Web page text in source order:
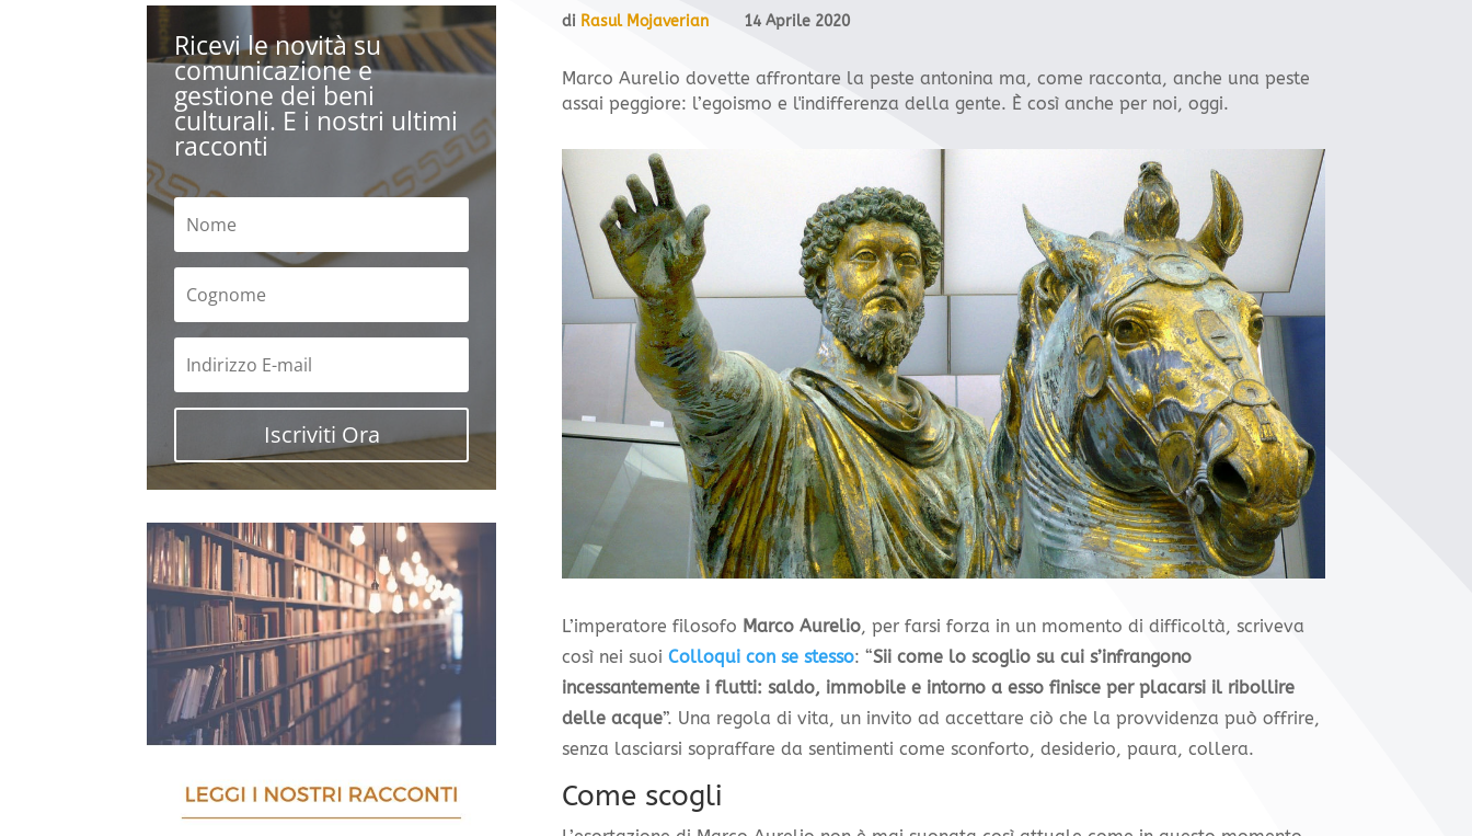
Ricevi le novità su
comunicazione e
gestione dei beni
culturali. E i nostri ultimi
racconti
Iscriviti Ora
di Rasul Mojaverian 14 Aprile 2020
Marco Aurelio dovette affrontare la peste antonina ma, come racconta, anche una peste
assai peggiore: l’egoismo e l'indifferenza della gente. È così anche per noi, oggi.
L’imperatore filosofo Marco Aurelio, per farsi forza in un momento di difficoltà, scriveva
così nei suoi Colloqui con sestesso: “Sii come lo scoglio su cui s’infrangono
incessantemente i flutti: saldo, immobile e intorno a esso finisce per placarsi il ribollire
delle acque”. Una regola di vita, un invito ad accettare ciò che la provvidenza può offrire,
senza lasciarsi sopraffare da sentimenti come sconforto, desiderio, paura, collera.
Come scogli